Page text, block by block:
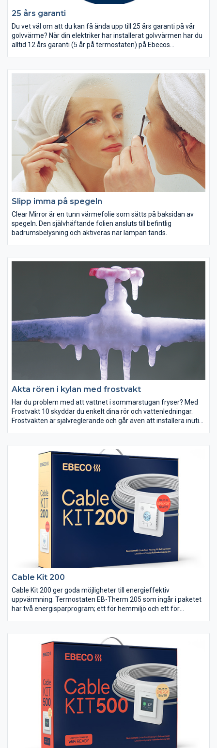
25 års garanti
Du vet väl om att du kan få ända upp till 25 års garanti på vår
golvvärme? När din elektriker har installerat golvvärmen har du
alltid 12 års garanti (5 år på termostaten) på Ebecos
fortfarande har 5 års garanti och att du måste registrera din
förlängda garanti inom 3 månader från installationsdatumet.
Slipp imma på spegeln
Clear Mirror är en tunn värmefolie som sätts på baksidan av
spegeln. Den självhäftande folien ansluts till befintlig
badrumsbelysning och aktiveras när lampan tänds.
Akta rören i kylan med frostvakt
Har du problem med att vattnet i sommarstugan fryser? Med
Frostvakt 10 skyddar du enkelt dina rör och vattenledningar.
Frostvakten är självreglerande och går även att installera inuti
Cable Kit 200
Cable Kit 200 ger goda möjligheter till energieffektiv
uppvärmning. Termostaten EB-Therm 205 som ingår i paketet
har två energisparprogram; ett för hemmiljö och ett för